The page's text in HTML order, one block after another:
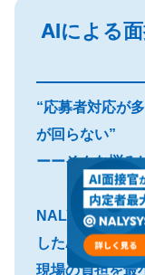
AIによる
“応募者対応が
が回らない”
ーーそんな悩み
NALYSYS AI面
したAIが回答を
現場の負担を最